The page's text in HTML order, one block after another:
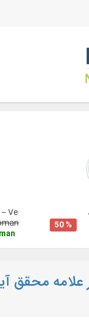
Version 3
50 %
علامه